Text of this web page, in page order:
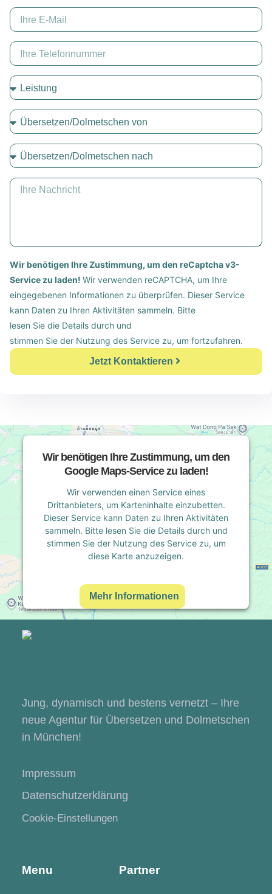
Wir benötigen Ihre Zustimmung, um den reCaptcha v3-
Service zu laden! Wir verwenden reCAPTCHA, um Ihre
eingegebenen Informationen zu überprüfen. Dieser Service
kann Daten zu Ihren Aktivitäten sammeln. Bitte
lesen Sie die Details durch und
stimmen Sie der Nutzung des Service zu, um fortzufahren.
Jetzt Kontaktieren
Wir benötigen Ihre Zustimmung, um den
Google Maps-Service zu laden!
Wir verwenden einen Service eines
Drittanbieters, um Karteninhalte einzubetten.
Dieser Service kann Daten zu Ihren Aktivitäten
sammeln. Bitte lesen Sie die Details durch und
stimmen Sie der Nutzung des Service zu, um
diese Karte anzuzeigen.
Mehr Informationen
Jung, dynamisch und bestens vernetzt – Ihre
neue Agentur für Übersetzen und Dolmetschen
in München!
Impressum
Datenschutzerklärung
Cookie-Einstellungen
Menu Partner